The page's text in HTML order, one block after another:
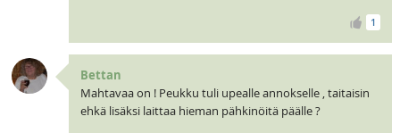
1
Bettan
Mahtavaa on ! Peukku tuli upealle annokselle , taitaisin
ehkä lisäksi laittaa hieman pähkinöitä päälle ?